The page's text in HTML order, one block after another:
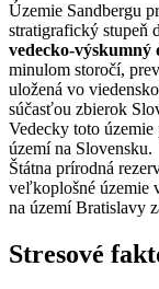
Územie Sandbergu
stratigrafický stupeň
vedecko-výskumný
minulom storočí,
uložená vo
súčasťou zbierok
Vedecky toto územie
území na Slovensku.
Štátna prírodná
veľkoplošné územie
na území Bratislavy
Stresové